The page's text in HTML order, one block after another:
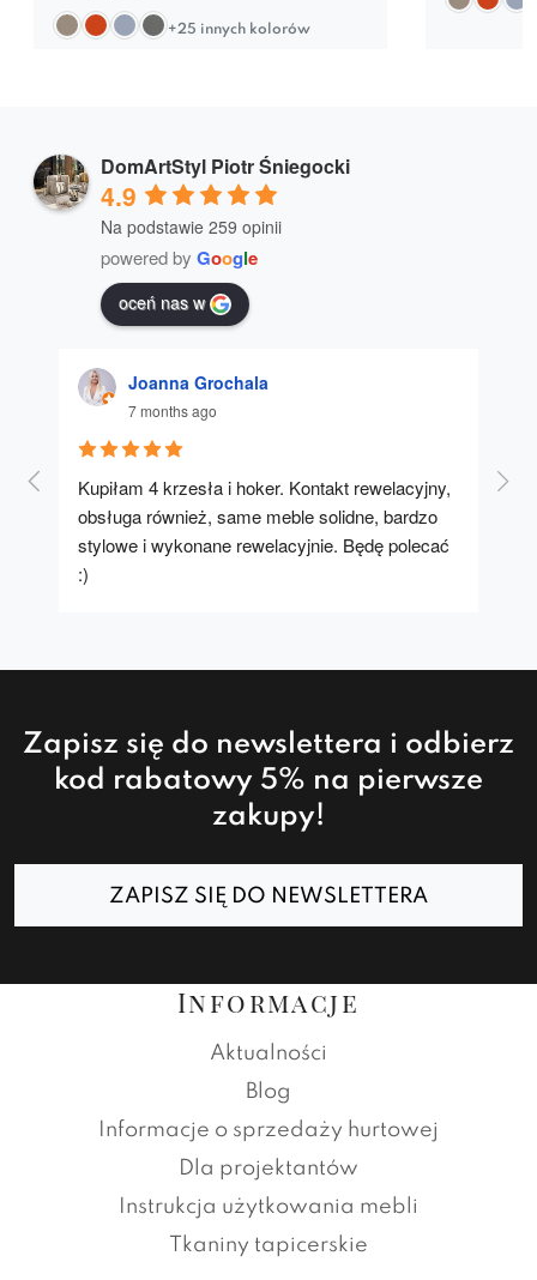
+25 innych kolorów
DomArtStyl Piotr Śniegocki
4.9
Na podstawie 259 opinii
powered by Google
oceń nas w
Joanna Grochala
7 months ago
Kupiłam 4 krzesła i hoker. Kontakt rewelacyjny,
obsługa również, same meble solidne, bardzo
stylowe i wykonane rewelacyjnie. Będę polecać
:)
A
Zapisz się do newslettera i odbierz
kod rabatowy 5% na pierwsze
zakupy!
ZAPISZ SIĘ DO NEWSLETTERA
Informacje
Aktualności
Blog
Informacje o sprzedaży hurtowej
Dla projektantów
Instrukcja użytkowania mebli
Tkaniny tapicerskie